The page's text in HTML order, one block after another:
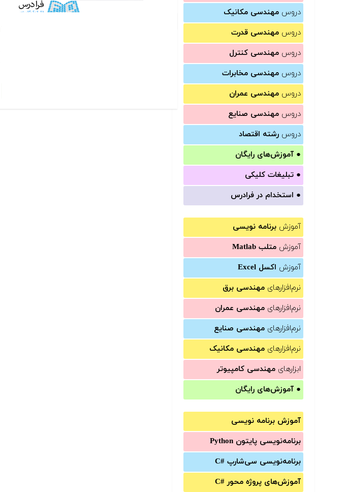
دروس مهندسی مکانیک
دروس مهندسی قدرت
دروس مهندسی کنترل
دروس مهندسی مخابرات
دروس مهندسی عمران
دروس مهندسی صنایع
دروس رشته اقتصاد
● آموزش‌های رایگان
● تبلیغات کلیکی
● استخدام در فرادرس
آموزش برنامه نویسی
آموزش متلب Matlab
آموزش اکسل Excel
نرم‌افزارهای مهندسی برق
نرم‌افزارهای مهندسی عمران
نرم‌افزارهای مهندسی صنایع
نرم‌افزارهای مهندسی مکانیک
ابزارهای مهندسی کامپیوتر
● آموزش‌های رایگان
آموزش برنامه نویسی
برنامه‌نویسی پایتون Python
برنامه‌‌نویسی سی‌شارپ C#‎
آموزش‌های پروژه محور #C